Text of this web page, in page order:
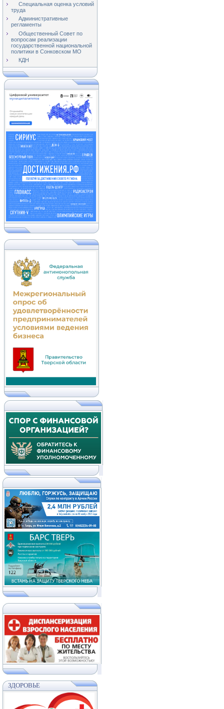
Специальная оценка условий
труда
Административные
регламенты
Общественный Совет по
вопросам реализации
государственной национальной
политики в Сонковском МО
КДН
ЗДОРОВЬЕ